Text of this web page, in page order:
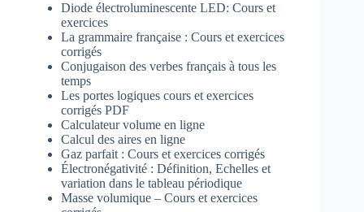
Diode électroluminescente LED: Cours et
exercices
La grammaire française : Cours et exercices
corrigés
Conjugaison des verbes français à tous les
temps
Les portes logiques cours et exercices
corrigés PDF
Calculateur volume en ligne
Calcul des aires en ligne
Gaz parfait : Cours et exercices corrigés
Électronégativité : Définition, Echelles et
variation dans le tableau périodique
Masse volumique – Cours et exercices